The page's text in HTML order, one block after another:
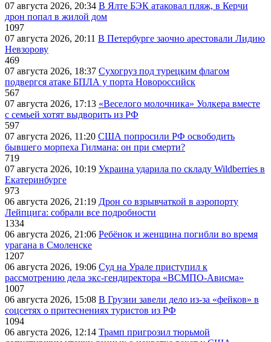
07 августа 2026, 20:34 В Ялте БЭК атаковал пляж, в Керчи
дрон попал в жилой дом
1097
07 августа 2026, 20:11 В Петербурге заочно арестовали Лидию
Невзорову
469
07 августа 2026, 18:37 Сухогруз под турецким флагом
подвергся атаке БПЛА у порта Новороссийск
567
07 августа 2026, 17:13 «Веселого молочника» Уолкера вместе
с семьей хотят выдворить из РФ
597
07 августа 2026, 11:20 США попросили РФ освободить
бывшего морпеха Гилмана: он при смерти?
719
07 августа 2026, 10:19 Украина ударила по складу Wildberries в
Екатеринбурге
973
06 августа 2026, 21:19 Дрон со взрывчаткой в аэропорту
Лейпцига: собрали все подробности
1334
06 августа 2026, 21:06 Ребёнок и женщина погибли во время
урагана в Смоленске
1207
06 августа 2026, 19:06 Суд на Урале приступил к
рассмотрению дела экс-гендиректора «ВСМПО-Ависма»
1007
06 августа 2026, 15:08 В Грузии завели дело из-за «фейков» в
соцсетях о притеснениях туристов из РФ
1094
06 августа 2026, 12:14 Трамп пригрозил тюрьмой